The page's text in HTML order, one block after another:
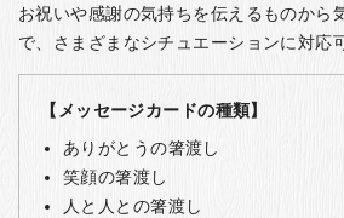
お祝いや感謝の気持ちを伝えるものから
で、さまざまなシチュエーションに対応
【メッセージカードの種類】
ありがとうの箸渡し
笑顔の箸渡し
人と人との箸渡し